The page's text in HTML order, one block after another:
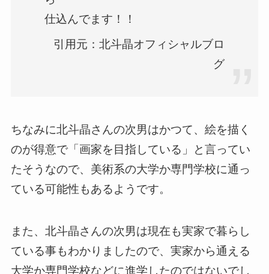
仕込んでます！！
引用元：北斗晶オフィシャルブロ
グ
ちなみに北斗晶さんの次男はかつて、絵を描く
のが得意で「画家を目指している」と言ってい
たそうなので、美術系の大学か専門学校に通っ
ている可能性もあるようです。
また、北斗晶さんの次男は現在も実家で暮らし
ている事もわかりましたので、実家から通える
大学か専門学校などに進学したのではないでし